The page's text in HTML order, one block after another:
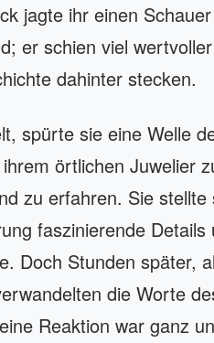
jagte ihr einen
er schien viel
dahinter stecken.
spürte sie eine Welle
örtlichen Juwelier
zu erfahren. Sie
faszinierende
Doch Stunden später,
die Worte
Reaktion war ganz